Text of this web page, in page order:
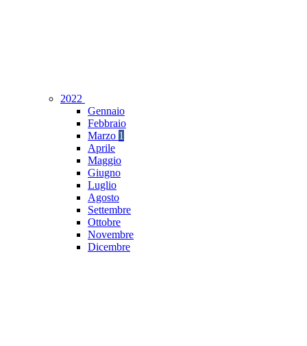
2022
Gennaio
Febbraio
Marzo 1
Aprile
Maggio
Giugno
Luglio
Agosto
Settembre
Ottobre
Novembre
Dicembre